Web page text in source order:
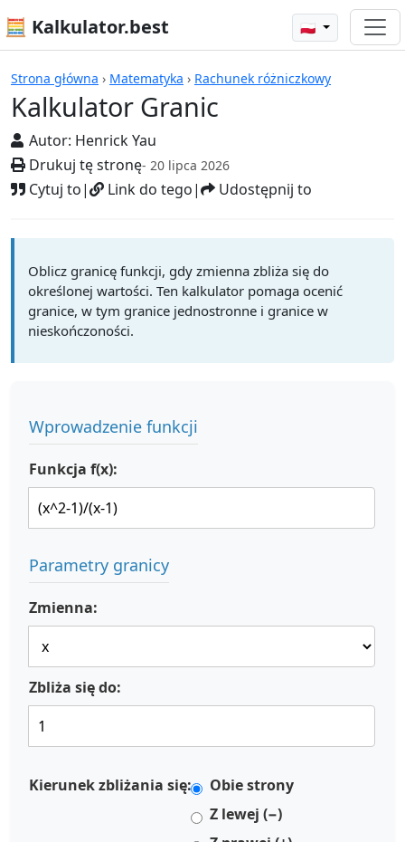
🧮 Kalkulator.best 🇵🇱
Strona główna › Matematyka › Rachunek różniczkowy
Kalkulator Granic
Autor: Henrick Yau
Drukuj tę stronę- 20 lipca 2026
Cytuj to| Link do tego| Udostępnij to
Kalkulatory
Oblicz granicę funkcji, gdy zmienna zbliża się do
określonej wartości. Ten kalkulator pomaga ocenić
granice, w tym granice jednostronne i granice w
nieskończoności.
Wprowadzenie funkcji
Funkcja f(x):
Parametry granicy
Zmienna:
Zbliża się do:
Kierunek zbliżania się:
Obie strony
Z lewej (−)